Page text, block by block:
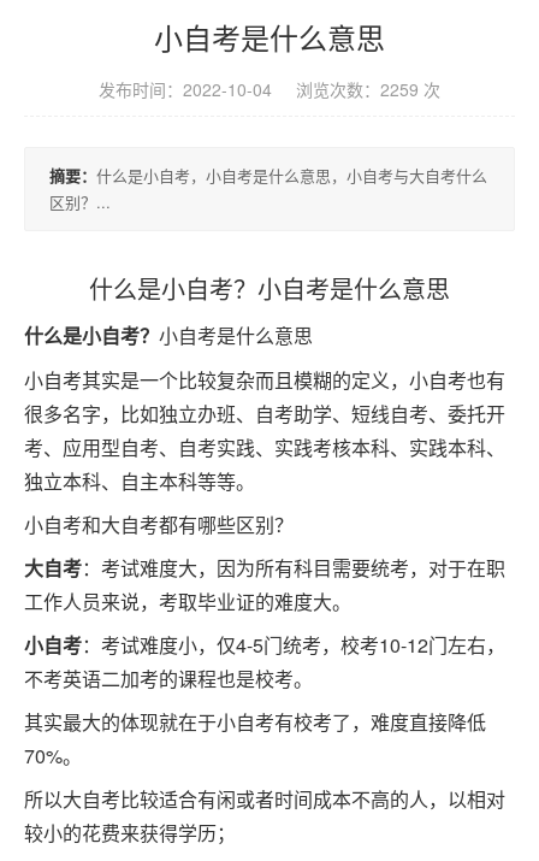
小自考是什么意思
发布时间：2022-10-04 浏览次数：2259 次
摘要： 什么是小自考，小自考是什么意思，小自考与大自考什么
区别？...
什么是小自考？小自考是什么意思
什么是小自考？ 小自考是什么意思
小自考其实是一个比较复杂而且模糊的定义，小自考也有
很多名字，比如独立办班、自考助学、短线自考、委托开
考、应用型自考、自考实践、实践考核本科、实践本科、
独立本科、自主本科等等。
小自考和大自考都有哪些区别？
大自考：考试难度大，因为所有科目需要统考，对于在职
工作人员来说，考取毕业证的难度大。
小自考：考试难度小，仅4-5门统考，校考10-12门左右，
不考英语二加考的课程也是校考。
其实最大的体现就在于小自考有校考了，难度直接降低
70%。
所以大自考比较适合有闲或者时间成本不高的人，以相对
较小的花费来获得学历；